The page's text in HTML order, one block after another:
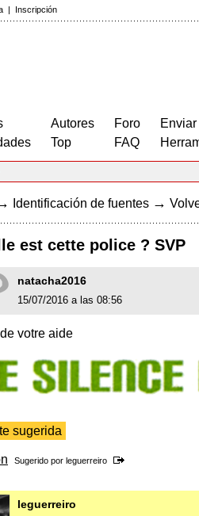
| Inscripción
Autores
Top
Foro
FAQ
Identificación de fuentes →
est cette police ? SVP
natacha2016
15/07/2016 a las 08:56
votre aide
sugerida
Sugerido por leguerreiro
leguerreiro